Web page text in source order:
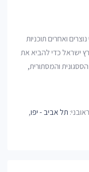
ואחרים תוכניות
ישראל כדי להביא את
הססגונית והמסתורית,
תל אביב - יפו,